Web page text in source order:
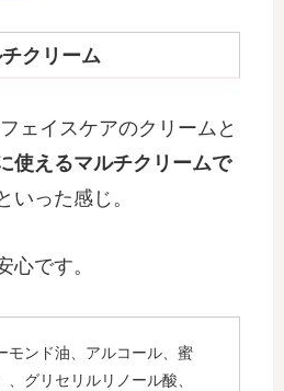
クリーム
ェイスケアのクリームと
使えるマルチクリームで
いった感じ。
心です。
モンド油、アルコール、蜜
グリセリルリノール酸、